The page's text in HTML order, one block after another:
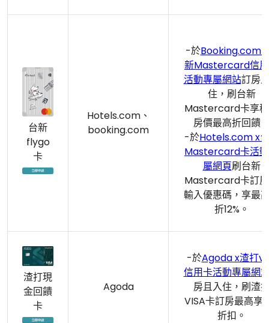
台新
flygo
卡
Hotels.com、
booking.com
-於Booking.com
新Mastercard信
活動專屬網站訂房
住，刷台新
Mastercard卡享
房價最高折回饋
-於Hotels.com x
Mastercard卡活
屬網頁刷台新
Mastercard卡訂
輸入優惠碼，享最
折12%。
渣打現
金回饋
卡
Agoda
-於Agoda x渣打
信用卡活動專屬網
房且入住，刷渣
VISA卡訂房最高享
折扣。